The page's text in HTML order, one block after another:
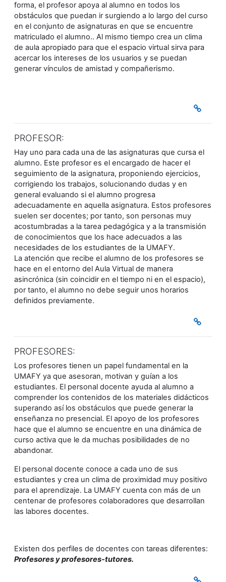
forma, el profesor apoya al alumno en todos los
obstáculos que puedan ir surgiendo a lo largo del curso
en el conjunto de asignaturas en que se encuentre
matriculado el alumno.. Al mismo tiempo crea un clima
de aula apropiado para que el espacio virtual sirva para
acercar los intereses de los usuarios y se puedan
generar vínculos de amistad y compañerismo.
PROFESOR:
Hay uno para cada una de las asignaturas que cursa el
alumno. Este profesor es el encargado de hacer el
seguimiento de la asignatura, proponiendo ejercicios,
corrigiendo los trabajos, solucionando dudas y en
general evaluando si el alumno progresa
adecuadamente en aquella asignatura. Estos profesores
suelen ser docentes; por tanto, son personas muy
acostumbradas a la tarea pedagógica y a la transmisión
de conocimientos que los hace adecuados a las
necesidades de los estudiantes de la UMAFY.
La atención que recibe el alumno de los profesores se
hace en el entorno del Aula Virtual de manera
asincrónica (sin coincidir en el tiempo ni en el espacio),
por tanto, el alumno no debe seguir unos horarios
definidos previamente.
PROFESORES:
Los profesores tienen un papel fundamental en la
UMAFY ya que asesoran, motivan y guían a los
estudiantes. El personal docente ayuda al alumno a
comprender los contenidos de los materiales didácticos
superando así los obstáculos que puede generar la
enseñanza no presencial. El apoyo de los profesores
hace que el alumno se encuentre en una dinámica de
curso activa que le da muchas posibilidades de no
abandonar.
El personal docente conoce a cada uno de sus
estudiantes y crea un clima de proximidad muy positivo
para el aprendizaje. La UMAFY cuenta con más de un
centenar de profesores colaboradores que desarrollan
las labores docentes.
Existen dos perfiles de docentes con tareas diferentes:
Profesores y profesores-tutores.